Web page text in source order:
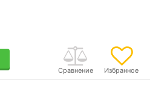
Избранное
Сравнение